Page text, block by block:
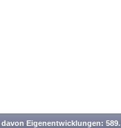
davon Eigenentwicklungen: 589.